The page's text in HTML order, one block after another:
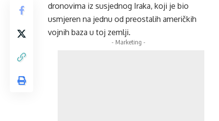
dronovima iz susjednog Iraka, koji je bio
usmjeren na jednu od preostalih američkih
vojnih baza u toj zemlji.
- Marketing -